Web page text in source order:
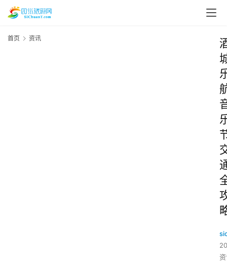
首页 资讯